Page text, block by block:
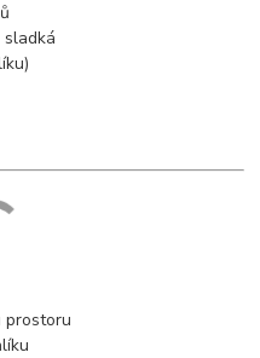
sladká
prostoru